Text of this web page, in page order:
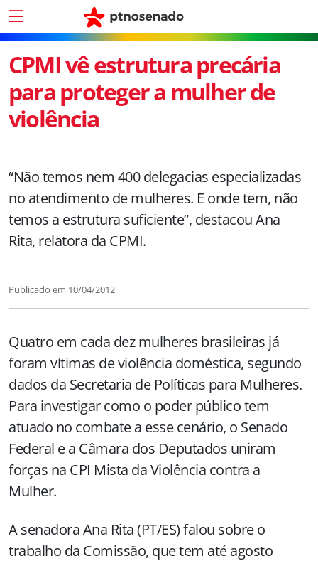
CPMI vê estrutura precária
para proteger a mulher de
violência
“Não temos nem 400 delegacias especializadas
no atendimento de mulheres. E onde tem, não
temos a estrutura suficiente”, destacou Ana
Rita, relatora da CPMI.
Publicado em 10/04/2012
Quatro em cada dez mulheres brasileiras já
foram vítimas de violência doméstica, segundo
dados da Secretaria de Políticas para Mulheres.
Para investigar como o poder público tem
atuado no combate a esse cenário, o Senado
Federal e a Câmara dos Deputados uniram
forças na CPI Mista da Violência contra a
Mulher.
A senadora Ana Rita (PT/ES) falou sobre o
trabalho da Comissão, que tem até agosto